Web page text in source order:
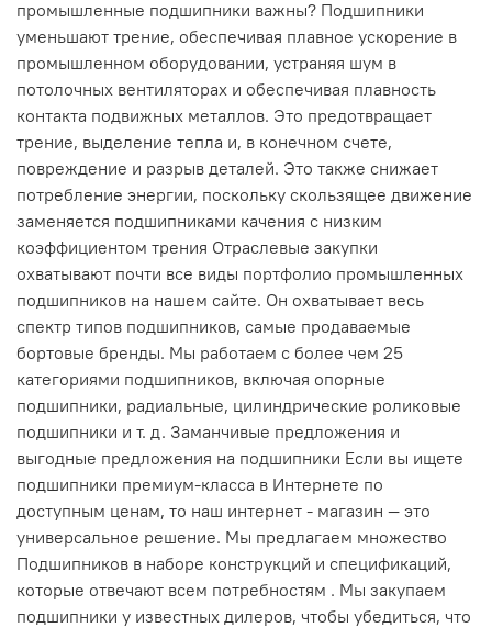
промышленные подшипники важны? Подшипники
уменьшают трение, обеспечивая плавное ускорение в
промышленном оборудовании, устраняя шум в
потолочных вентиляторах и обеспечивая плавность
контакта подвижных металлов. Это предотвращает
трение, выделение тепла и, в конечном счете,
повреждение и разрыв деталей. Это также снижает
потребление энергии, поскольку скользящее движение
заменяется подшипниками качения с низким
коэффициентом трения Отраслевые закупки
охватывают почти все виды портфолио промышленных
подшипников на нашем сайте. Он охватывает весь
спектр типов подшипников, самые продаваемые
бортовые бренды. Мы работаем с более чем 25
категориями подшипников, включая опорные
подшипники, радиальные, цилиндрические роликовые
подшипники и т. д. Заманчивые предложения и
выгодные предложения на подшипники Если вы ищете
подшипники премиум-класса в Интернете по
доступным ценам, то наш интернет - магазин — это
универсальное решение. Мы предлагаем множество
Подшипников в наборе конструкций и спецификаций,
которые отвечают всем потребностям . Мы закупаем
подшипники у известных дилеров, чтобы убедиться, что